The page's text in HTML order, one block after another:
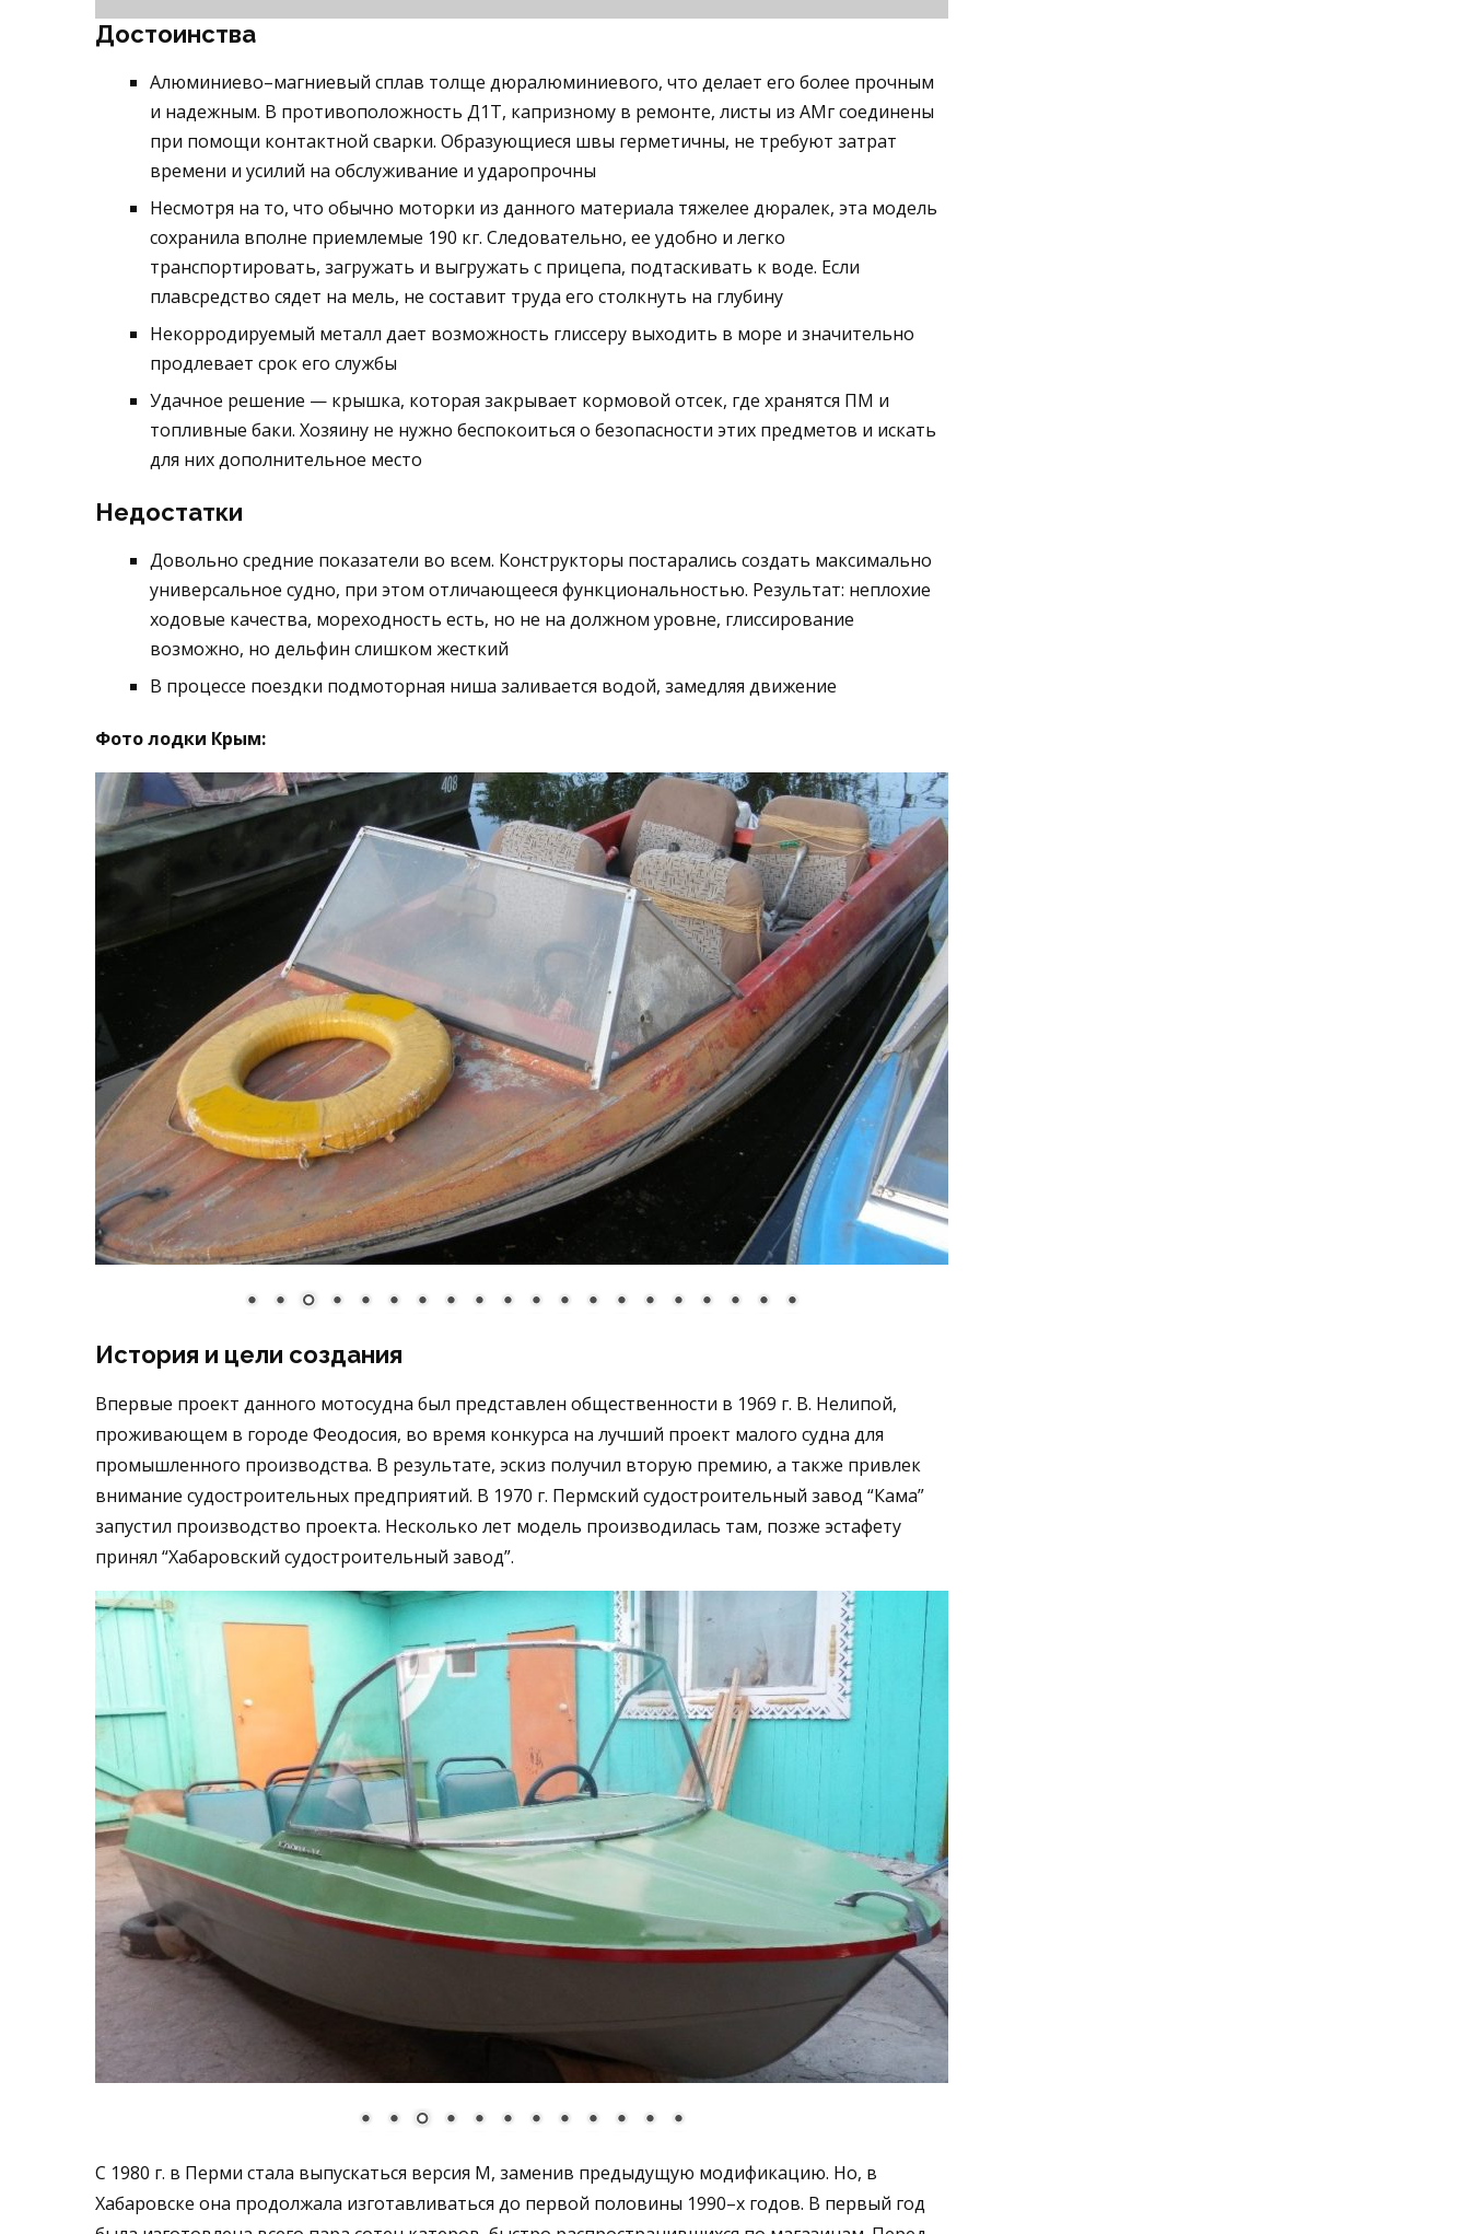
Достоинства
Алюминиево–магниевый сплав толще дюралюминиевого, что делает его более прочным
и надежным. В противоположность Д1Т, капризному в ремонте, листы из АМг соединены
при помощи контактной сварки. Образующиеся швы герметичны, не требуют затрат
времени и усилий на обслуживание и ударопрочны
Несмотря на то, что обычно моторки из данного материала тяжелее дюралек, эта модель
сохранила вполне приемлемые 190 кг. Следовательно, ее удобно и легко
транспортировать, загружать и выгружать с прицепа, подтаскивать к воде. Если
плавсредство сядет на мель, не составит труда его столкнуть на глубину
Некорродируемый металл дает возможность глиссеру выходить в море и значительно
продлевает срок его службы
Удачное решение — крышка, которая закрывает кормовой отсек, где хранятся ПМ и
топливные баки. Хозяину не нужно беспокоиться о безопасности этих предметов и искать
для них дополнительное место
Недостатки
Довольно средние показатели во всем. Конструкторы постарались создать максимально
универсальное судно, при этом отличающееся функциональностью. Результат: неплохие
ходовые качества, мореходность есть, но не на должном уровне, глиссирование
возможно, но дельфин слишком жесткий
В процессе поездки подмоторная ниша заливается водой, замедляя движение
Фото лодки Крым:
История и цели создания
Впервые проект данного мотосудна был представлен общественности в 1969 г. В. Нелипой,
проживающем в городе Феодосия, во время конкурса на лучший проект малого судна для
промышленного производства. В результате, эскиз получил вторую премию, а также привлек
внимание судостроительных предприятий. В 1970 г. Пермский судостроительный завод “Кама”
запустил производство проекта. Несколько лет модель производилась там, позже эстафету
принял “Хабаровский судостроительный завод”.
С 1980 г. в Перми стала выпускаться версия М, заменив предыдущую модификацию. Но, в
Хабаровске она продолжала изготавливаться до первой половины 1990–х годов. В первый год